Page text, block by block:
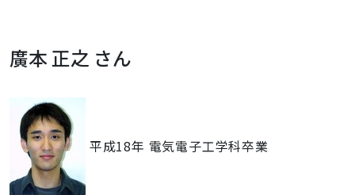
廣本 正之 さん
平成18年 電気電子工学科卒業